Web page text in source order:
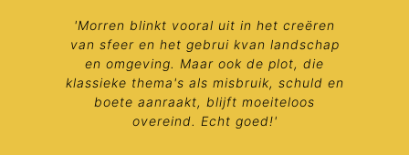
'Morren blinkt vooral uit in het creëren
van sfeer en het gebrui kvan landschap
en omgeving. Maar ook de plot, die
klassieke thema's als misbruik, schuld en
boete aanraakt, blijft moeiteloos
overeind. Echt goed!'